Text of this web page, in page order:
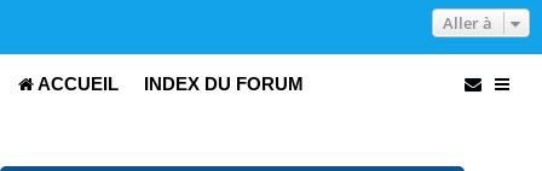
Aller à
ACCUEIL INDEX DU FORUM